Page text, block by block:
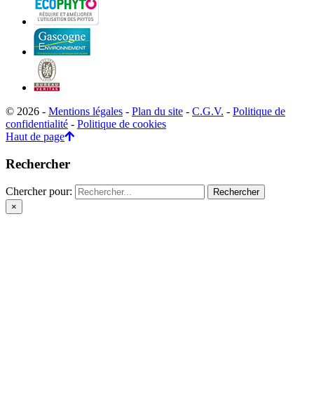
© 2026 - Mentions légales - Plan du site - C.G.V. - Politique de
confidentialité - Politique de cookies
Haut de page
Rechercher
Chercher pour:
×